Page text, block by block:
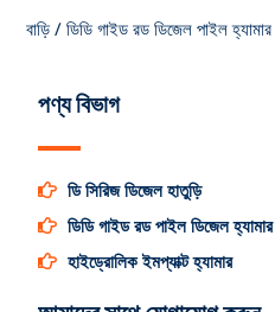
বাড়ি / ডিডি গাইড রড ডিজেল পাইল হ্যামার
পণ্য বিভাগ
ডি সিরিজ ডিজেল হাতুড়ি
ডিডি গাইড রড পাইল ডিজেল হ্যামার
হাইড্রোলিক ইমপ্যাক্ট হ্যামার